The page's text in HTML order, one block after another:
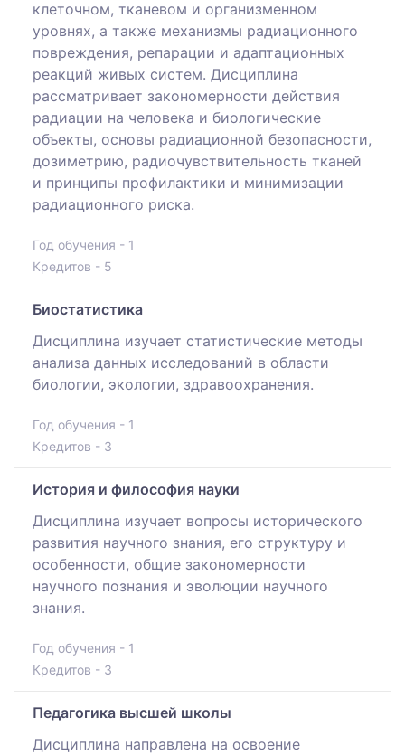
клеточном, тканевом и организменном
уровнях, а также механизмы радиационного
повреждения, репарации и адаптационных
реакций живых систем. Дисциплина
рассматривает закономерности действия
радиации на человека и биологические
объекты, основы радиационной безопасности,
дозиметрию, радиочувствительность тканей
и принципы профилактики и минимизации
радиационного риска.
Год обучения - 1
Кредитов - 5
Биостатистика
Дисциплина изучает статистические методы
анализа данных исследований в области
биологии, экологии, здравоохранения.
Год обучения - 1
Кредитов - 3
История и философия науки
Дисциплина изучает вопросы исторического
развития научного знания, его структуру и
особенности, общие закономерности
научного познания и эволюции научного
знания.
Год обучения - 1
Кредитов - 3
Педагогика высшей школы
Дисциплина направлена на освоение